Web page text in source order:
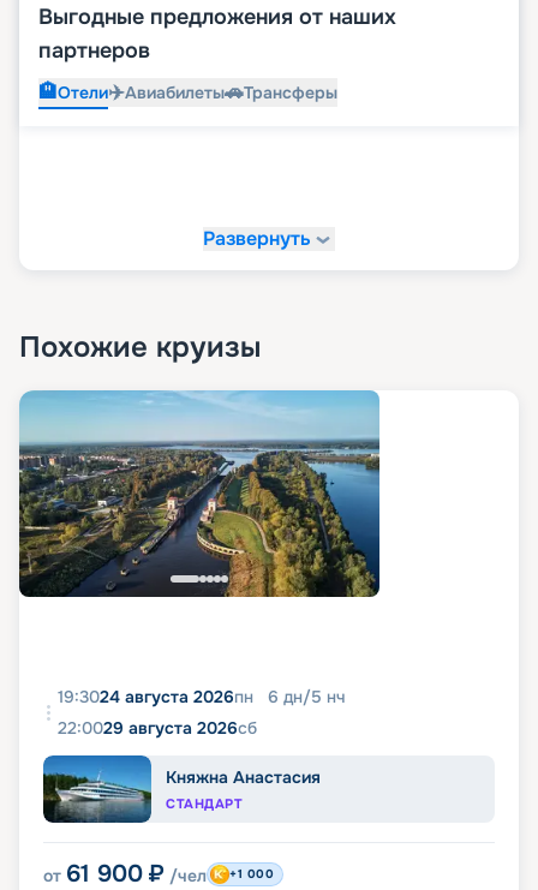
Выгодные предложения от наших
партнеров
🏨Отели✈️Авиабилеты🚗Трансферы
Развернуть
Похожие круизы
19:3024 августа 2026пн 6 дн/5 нч
22:0029 августа 2026сб
Княжна Анастасия
СТАНДАРТ
от 61 900 ₽ /чел +1 000